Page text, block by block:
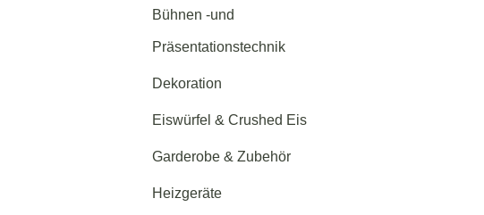
Bühnen -und
Präsentationstechnik
Dekoration
Eiswürfel & Crushed Eis
Garderobe & Zubehör
Heizgeräte